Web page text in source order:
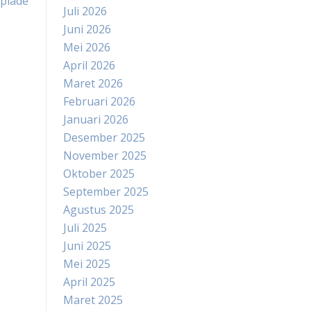
Juli 2026
Juni 2026
Mei 2026
April 2026
Maret 2026
Februari 2026
Januari 2026
Desember 2025
November 2025
Oktober 2025
September 2025
Agustus 2025
Juli 2025
Juni 2025
Mei 2025
April 2025
Maret 2025